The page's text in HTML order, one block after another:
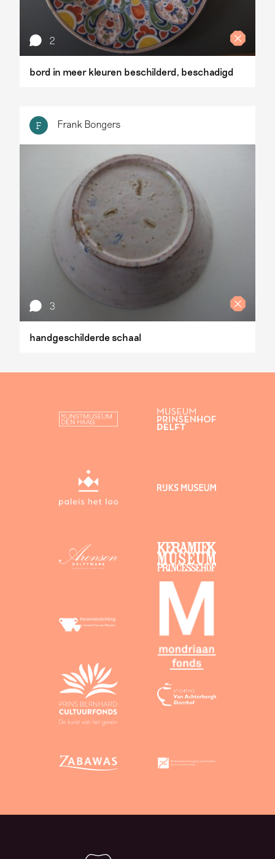
2
bord in meer kleuren beschilderd, beschadigd
F Frank Bongers
3
handgeschilderde schaal